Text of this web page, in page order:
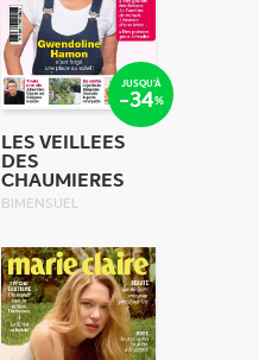
JUSQU'À
-34%
LES VEILLEES
DES
CHAUMIERES
BIMENSUEL